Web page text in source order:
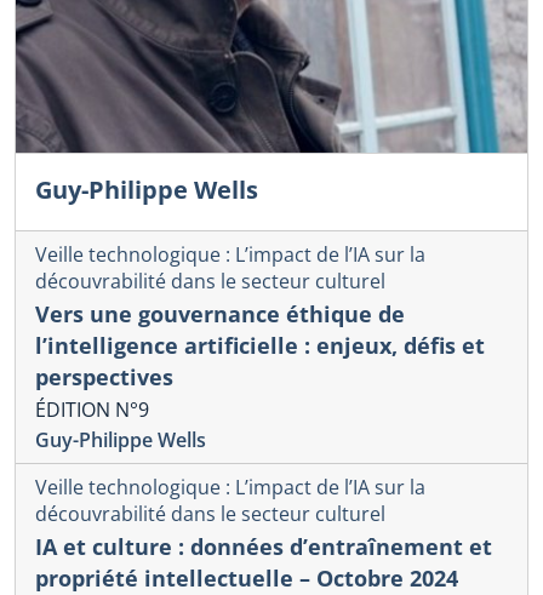
Guy-Philippe Wells
Veille technologique : L’impact de l’IA sur la
découvrabilité dans le secteur culturel
Vers une gouvernance éthique de
l’intelligence artificielle : enjeux, défis et
perspectives
ÉDITION N°9
Guy-Philippe Wells
Veille technologique : L’impact de l’IA sur la
découvrabilité dans le secteur culturel
IA et culture : données d’entraînement et
propriété intellectuelle – Octobre 2024